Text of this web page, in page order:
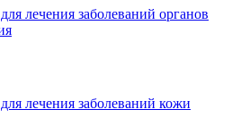
лечения заболеваний органов
лечения заболеваний кожи